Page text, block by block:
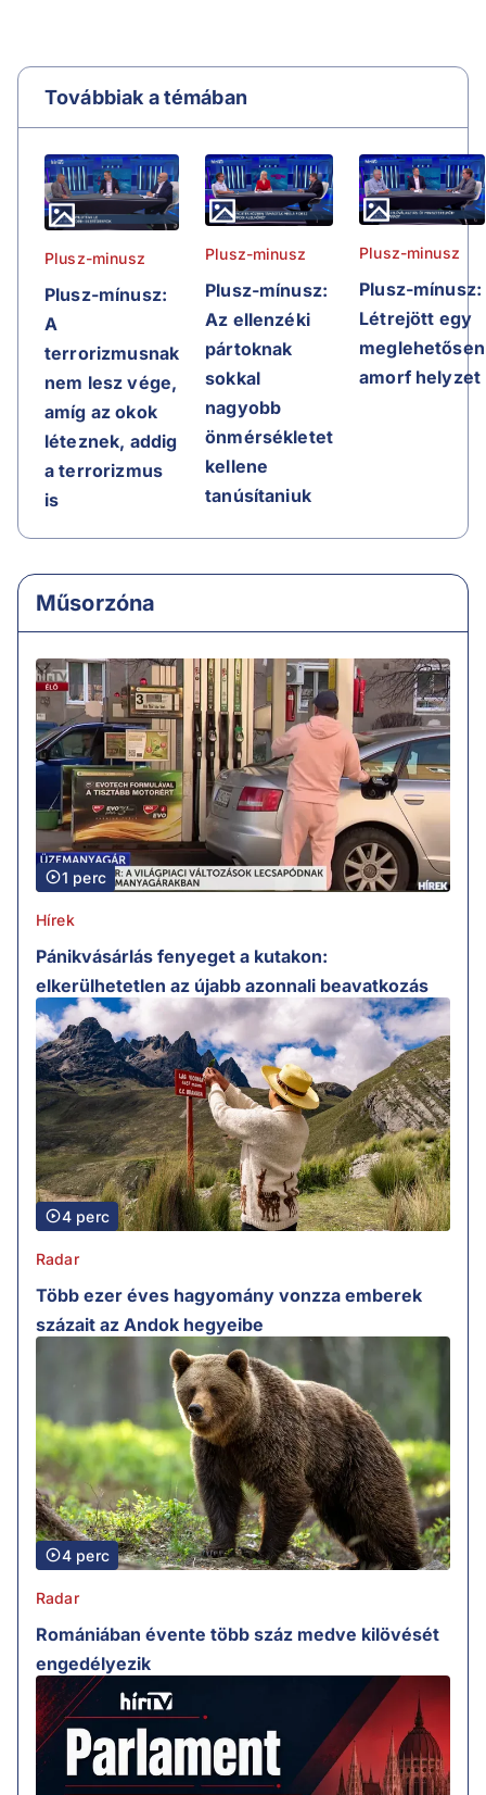
Továbbiak a témában
Plusz-minusz
Plusz-mínusz:
A
terrorizmusnak
nem lesz vége,
amíg az okok
léteznek, addig
a terrorizmus
is
Plusz-minusz
Plusz-mínusz:
Az ellenzéki
pártoknak
sokkal
nagyobb
önmérsékletet
kellene
tanúsítaniuk
Plusz-minusz
Plusz-mínusz:
Létrejött egy
meglehetősen
amorf helyzet
Műsorzóna
1 perc
Hírek
Pánikvásárlás fenyeget a kutakon:
elkerülhetetlen az újabb azonnali beavatkozás
4 perc
Radar
Több ezer éves hagyomány vonzza emberek
százait az Andok hegyeibe
4 perc
Radar
Romániában évente több száz medve kilövését
engedélyezik